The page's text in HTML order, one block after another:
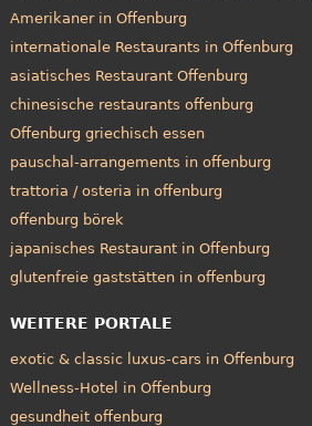
Amerikaner in Offenburg
internationale Restaurants in Offenburg
asiatisches Restaurant Offenburg
chinesische restaurants offenburg
Offenburg griechisch essen
pauschal-arrangements in offenburg
trattoria / osteria in offenburg
offenburg börek
japanisches Restaurant in Offenburg
glutenfreie gaststätten in offenburg
WEITERE PORTALE
exotic & classic luxus-cars in Offenburg
Wellness-Hotel in Offenburg
gesundheit offenburg